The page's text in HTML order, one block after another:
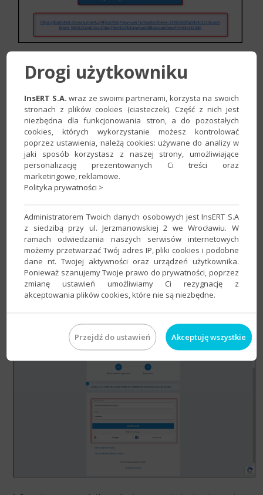
2. Zalogować się doKonta InsERT, które stanie się kontem
logowania do udostępnionej usługi. W przypadku braku konta
lub chęci użycia innego skorzystać z opcji Utwórz nowe
konto, proces zakładania Konta InsERT opisany został tutaj
Uwaga!Nie ma obowiązku zakładania konta na dokładnie
taki sam adres e-mail, jak ten, na który zostało dostarczone
zaproszenie do korzystania z usługi.​
3. Zalogować się do
Drogi użytkowniku
InsERT S.A. wraz ze swoimi partnerami, korzysta na swoich
stronach z plików cookies (ciasteczek). Część z nich jest
niezbędna dla funkcjonowania stron, a do pozostałych
cookies, których wykorzystanie możesz kontrolować
poprzez ustawienia, należą cookies: używane do analizy w
jaki sposób korzystasz z naszej strony, umożliwiające
personalizację prezentowanych Ci treści oraz
marketingowe, reklamowe.
Polityka prywatności >
Administratorem Twoich danych osobowych jest InsERT S.A
z siedzibą przy ul. Jerzmanowskiej 2 we Wrocławiu. W
ramach odwiedzania naszych serwisów internetowych
możemy przetwarzać Twój adres IP, pliki cookies i podobne
dane nt. Twojej aktywności oraz urządzeń użytkownika.
Ponieważ szanujemy Twoje prawo do prywatności, poprzez
zmianę ustawień umożliwiamy Ci rezygnację z
akceptowania plików cookies, które nie są niezbędne.
Przejdź do ustawień Akceptuję wszystkie